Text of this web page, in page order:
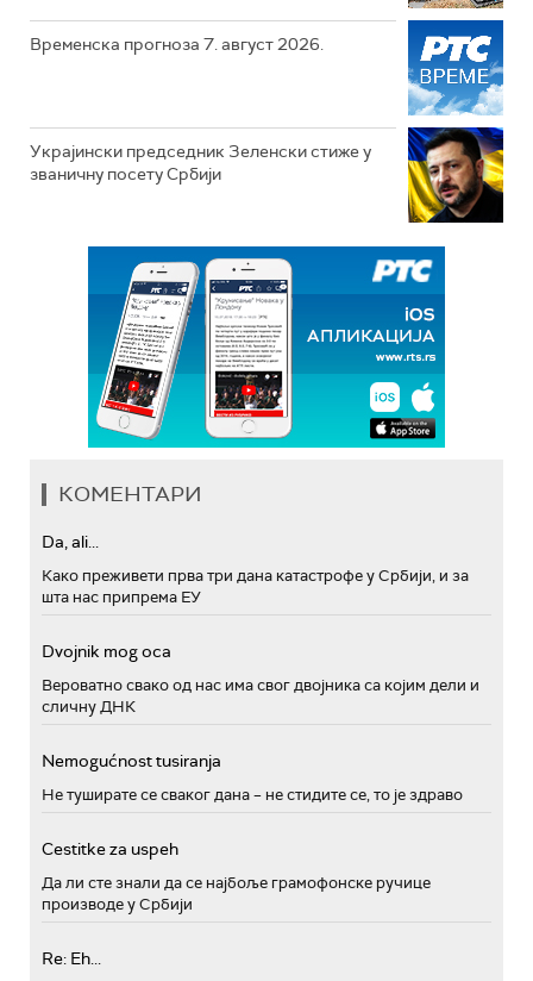
Временска прогноза 7. август 2026.
Украјински председник Зеленски стиже у
званичну посету Србији
КОМЕНТАРИ
Da, ali...
Како преживети прва три дана катастрофе у Србији, и за
шта нас припрема ЕУ
Dvojnik mog oca
Вероватно свако од нас има свог двојника са којим дели и
сличну ДНК
Nemogućnost tusiranja
Не туширате се сваког дана – не стидите се, то је здраво
Cestitke za uspeh
Да ли сте знали да се најбоље грамофонске ручице
производе у Србији
Re: Eh...